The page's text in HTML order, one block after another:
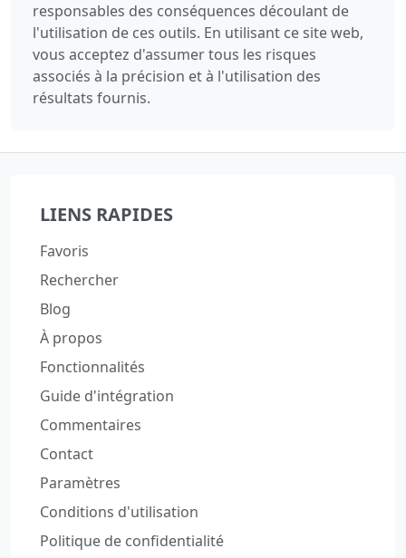
responsables des conséquences découlant de
l'utilisation de ces outils. En utilisant ce site web,
vous acceptez d'assumer tous les risques
associés à la précision et à l'utilisation des
résultats fournis.
LIENS RAPIDES
Favoris
Rechercher
Blog
À propos
Fonctionnalités
Guide d'intégration
Commentaires
Contact
Paramètres
Conditions d'utilisation
Politique de confidentialité